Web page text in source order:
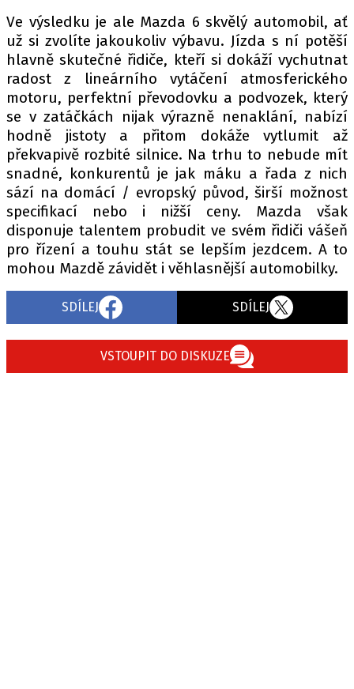
Ve výsledku je ale Mazda 6 skvělý automobil, ať
už si zvolíte jakoukoliv výbavu. Jízda s ní potěší
hlavně skutečné řidiče, kteří si dokáží vychutnat
radost z lineárního vytáčení atmosferického
motoru, perfektní převodovku a podvozek, který
se v zatáčkách nijak výrazně nenaklání, nabízí
hodně jistoty a přitom dokáže vytlumit až
překvapivě rozbité silnice. Na trhu to nebude mít
snadné, konkurentů je jak máku a řada z nich
sází na domácí / evropský původ, širší možnost
specifikací nebo i nižší ceny. Mazda však
disponuje talentem probudit ve svém řidiči vášeň
pro řízení a touhu stát se lepším jezdcem. A to
mohou Mazdě závidět i věhlasnější automobilky.
SDÍLEJ SDÍLEJ
VSTOUPIT DO DISKUZE